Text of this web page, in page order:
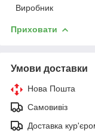
Виробник
Приховати
Умови доставки
Нова Пошта
Самовивіз
Доставка